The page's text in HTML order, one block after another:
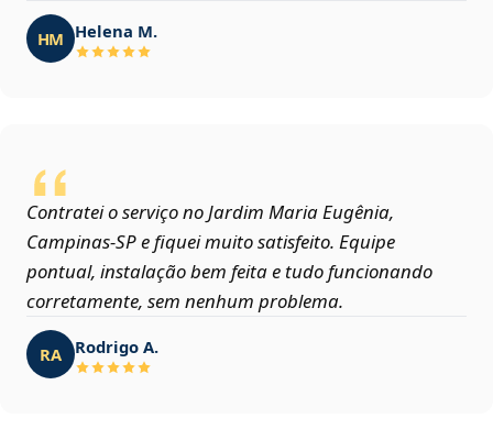
HM Helena M.
Contratei o serviço no Jardim Maria Eugênia,
Campinas‑SP e fiquei muito satisfeito. Equipe
pontual, instalação bem feita e tudo funcionando
corretamente, sem nenhum problema.
RA Rodrigo A.